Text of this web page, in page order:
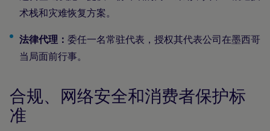
术栈和灾难恢复方案。
法律代理： 委任一名常驻代表，授权其代表公司在墨西哥
当局面前行事。
合规、网络安全和消费者保护标
准